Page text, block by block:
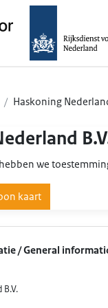
Haskoning
we
kaart
/ General
B.V.